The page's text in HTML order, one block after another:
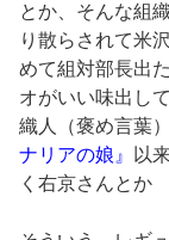
とか、そんな組
り散らされて米
めて組対部長出
オがいい味出し
織人（褒め言葉
ナリアの娘』
以
く右京さんとか